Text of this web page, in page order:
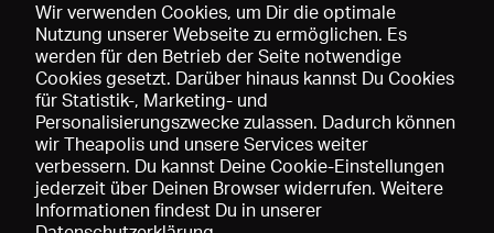
Speichern
Wir verwenden Cookies, um Dir die optimale
Nutzung unserer Webseite zu ermöglichen. Es
werden für den Betrieb der Seite notwendige
Cookies gesetzt. Darüber hinaus kannst Du Cookies
für Statistik-, Marketing- und
Personalisierungszwecke zulassen. Dadurch können
wir Theapolis und unsere Services weiter
verbessern. Du kannst Deine Cookie-Einstellungen
jederzeit über Deinen Browser widerrufen. Weitere
Informationen findest Du in unserer